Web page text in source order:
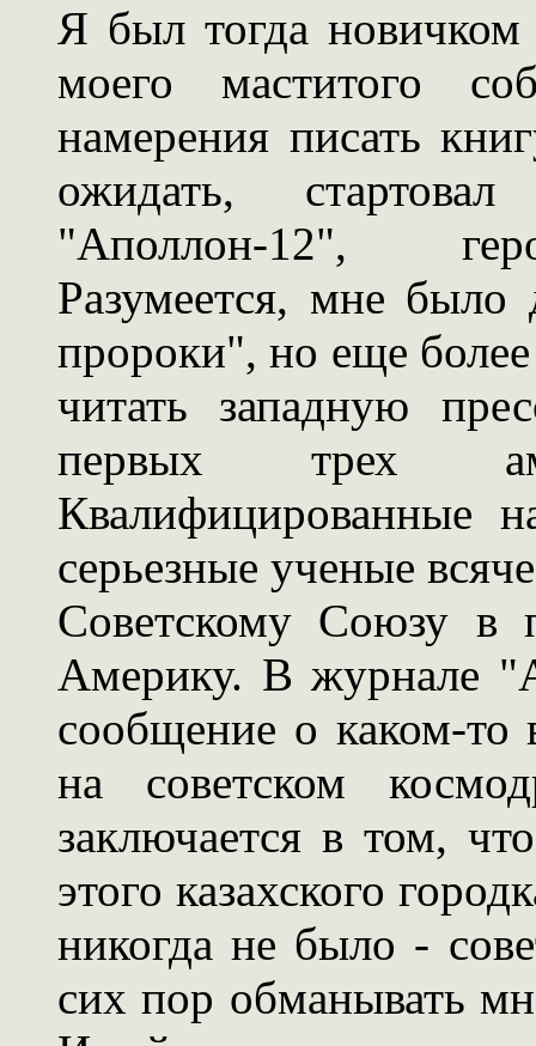
Я был тогда
моего маститого
намерения писать
ожидать,
"Аполлон-12",
Разумеется, мне
пророки", но еще
читать западную
первых трех
Квалифицированные
серьезные ученые
Советскому Союзу в
Америку. В журнале
сообщение о каком-
на советском
заключается в том,
этого казахского
никогда не было -
сих пор обманывать